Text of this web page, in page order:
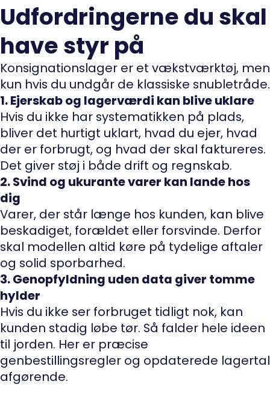
Udfordringerne du skal
have styr på
Konsignationslager er et vækstværktøj, men
kun hvis du undgår de klassiske snubletråde.
1. Ejerskab og lagerværdi kan blive uklare
Hvis du ikke har systematikken på plads,
bliver det hurtigt uklart, hvad du ejer, hvad
der er forbrugt, og hvad der skal faktureres.
Det giver støj i både drift og regnskab.
2. Svind og ukurante varer kan lande hos
dig
Varer, der står længe hos kunden, kan blive
beskadiget, forældet eller forsvinde. Derfor
skal modellen altid køre på tydelige aftaler
og solid sporbarhed.
3. Genopfyldning uden data giver tomme
hylder
Hvis du ikke ser forbruget tidligt nok, kan
kunden stadig løbe tør. Så falder hele ideen
til jorden. Her er præcise
genbestillingsregler og opdaterede lagertal
afgørende.